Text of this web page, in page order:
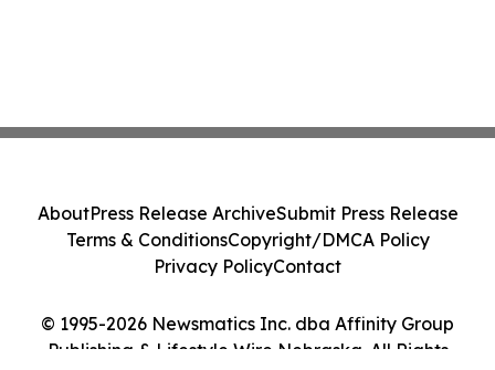
© 1995-2026 Newsmatics Inc. dba Affinity Group
Publishing & Lifestyle Wire Nebraska. All Rights
AboutPress Release ArchiveSubmit Press Release
Terms & ConditionsCopyright/DMCA Policy
Privacy PolicyContact